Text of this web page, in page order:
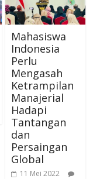
Mahasiswa
Indonesia
Perlu
Mengasah
Ketrampilan
Manajerial
Hadapi
Tantangan
dan
Persaingan
Global
11 Mei 2022